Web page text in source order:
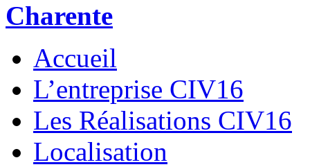
Charente
Accueil
L’entreprise CIV16
Les Réalisations CIV16
Localisation